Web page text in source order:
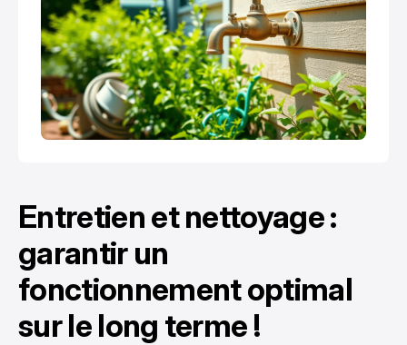
Entretien et nettoyage :
garantir un
fonctionnement optimal
sur le long terme !